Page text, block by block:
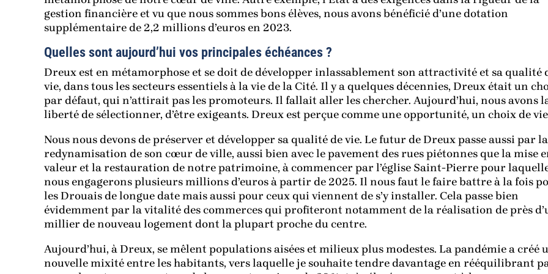
gestion financière et vu que nous sommes bons élèves, nous avons bénéficié d’une dotation
supplémentaire de 2,2 millions d’euros en 2023.
Quelles sont aujourd’hui vos principales échéances ?
Dreux est en métamorphose et se doit de développer inlassablement son attractivité et sa qualité
vie, dans tous les secteurs essentiels à la vie de la Cité. Il y a quelques décennies, Dreux était un
par défaut, qui n’attirait pas les promoteurs. Il fallait aller les chercher. Aujourd’hui, nous avons
liberté de sélectionner, d’être exigeants. Dreux est perçue comme une opportunité, un choix de
Nous nous devons de préserver et développer sa qualité de vie. Le futur de Dreux passe aussi par la
redynamisation de son cœur de ville, aussi bien avec le pavement des rues piétonnes que la mise
valeur et la restauration de notre patrimoine, à commencer par l’église Saint-Pierre pour
nous engagerons plusieurs millions d’euros à partir de 2025. Il nous faut le faire battre à la fois
les Drouais de longue date mais aussi pour ceux qui viennent de s’y installer. Cela passe bien
évidemment par la vitalité des commerces qui profiteront notamment de la réalisation de près
millier de nouveau logement dont la plupart proche du centre.
Aujourd’hui, à Dreux, se mêlent populations aisées et milieux plus modestes. La pandémie a créé
nouvelle mixité entre les habitants, vers laquelle je souhaite tendre davantage en rééquilibrant